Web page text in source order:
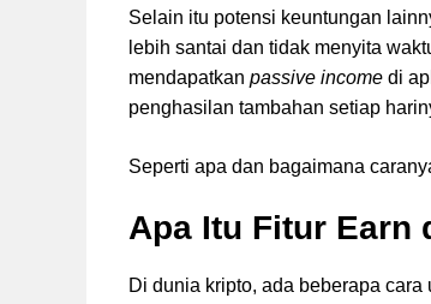
Selain itu potensi keuntungan
lebih santai dan tidak menyita
mendapatkan passive income di
penghasilan tambahan setiap
Seperti apa dan bagaimana
Apa Itu Fitur Earn
Di dunia kripto, ada beberapa